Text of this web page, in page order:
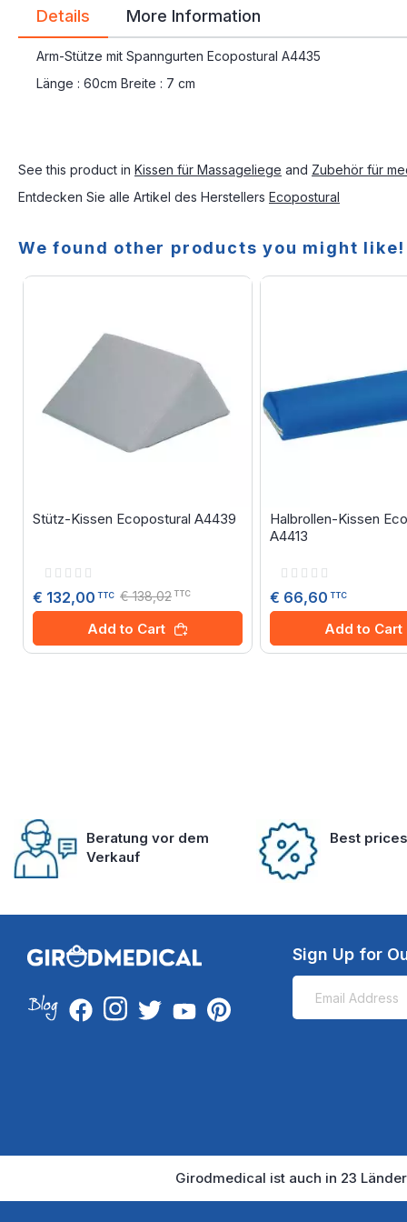
Details
Arm-Stütze mit Spanngurten Ecopostural A4435
Länge : 60cm Breite : 7 cm
More Information
See this product in Kissen für Massageliege and Zubehör für
Entdecken Sie alle Artikel des Herstellers Ecopostural
We found other products you might like!
Stütz-Kissen Ecopostural A4439
Rating:
€ 132,00 TTC € 138,02 TTC
Add to Cart
Halbrollen-Kissen
A4413
Rating:
€ 66,60 TTC
Add to Cart
Beratung vor dem
Verkauf
Best
Sign Up for
Girodmedical ist auch in 23